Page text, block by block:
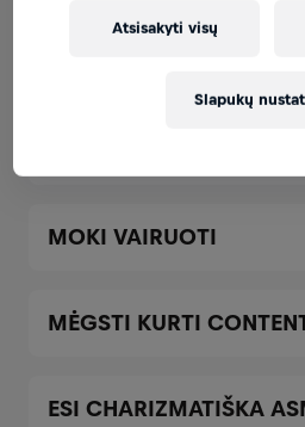
MOKI VAIRUOTI
MĖGSTI KURTI
ESI CHARIZMATIŠKA
Atsisakyti visų
Slapukų